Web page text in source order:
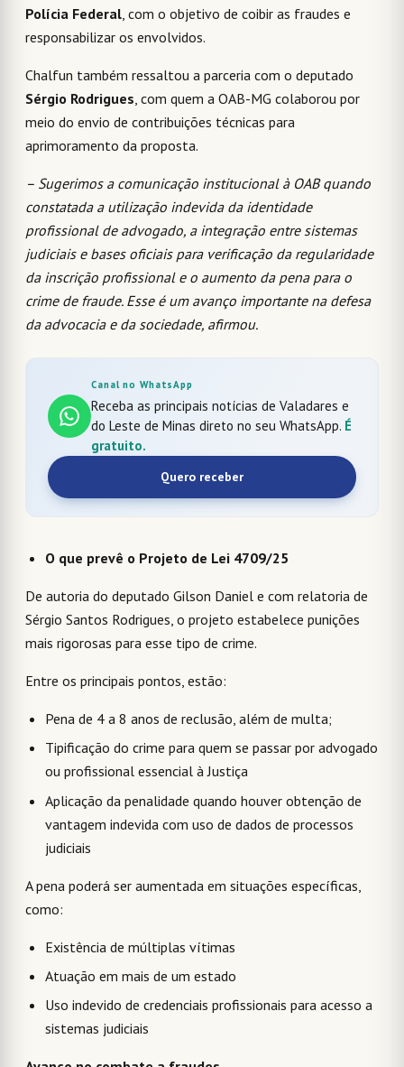
Polícia Federal , com o objetivo de coibir as fraudes e
responsabilizar os envolvidos.
Chalfun também ressaltou a parceria com o deputado
Sérgio Rodrigues , com quem a OAB-MG colaborou por
meio do envio de contribuições técnicas para
aprimoramento da proposta.
– Sugerimos a comunicação institucional à OAB quando
constatada a utilização indevida da identidade
profissional de advogado, a integração entre sistemas
judiciais e bases oficiais para verificação da regularidade
da inscrição profissional e o aumento da pena para o
crime de fraude. Esse é um avanço importante na defesa
da advocacia e da sociedade, afirmou.
Canal no WhatsApp
Receba as principais notícias de Valadares e
do Leste de Minas direto no seu WhatsApp. É
gratuito.
Quero receber
O que prevê o Projeto de Lei 4709/25
De autoria do deputado Gilson Daniel e com relatoria de
Sérgio Santos Rodrigues, o projeto estabelece punições
mais rigorosas para esse tipo de crime.
Entre os principais pontos, estão:
Pena de 4 a 8 anos de reclusão, além de multa;
Tipificação do crime para quem se passar por advogado
ou profissional essencial à Justiça
Aplicação da penalidade quando houver obtenção de
vantagem indevida com uso de dados de processos
judiciais
A pena poderá ser aumentada em situações específicas,
como:
Existência de múltiplas vítimas
Atuação em mais de um estado
Uso indevido de credenciais profissionais para acesso a
sistemas judiciais